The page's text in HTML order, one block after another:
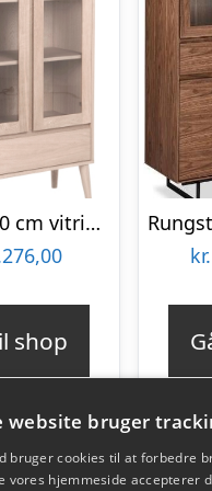
Vornæs 80 cm vitrineskab i hvidpigmenteret egetræ finer med 2 glasdøre og 1 skuffe.
shop
kr.
website bruger
bruger cookies til at forbedre
vores hjemmeside accepterer